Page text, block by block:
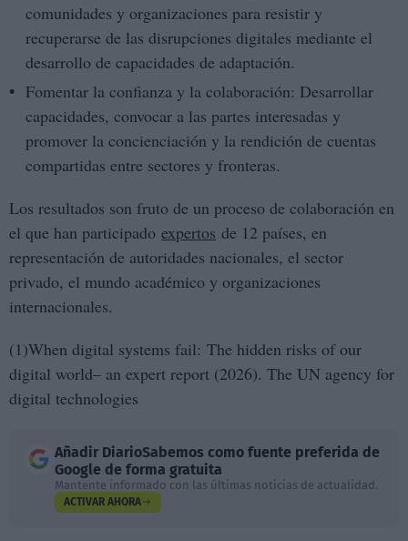
comunidades y organizaciones para resistir y
recuperarse de las disrupciones digitales mediante el
desarrollo de capacidades de adaptación.
Fomentar la confianza y la colaboración: Desarrollar
capacidades, convocar a las partes interesadas y
promover la concienciación y la rendición de cuentas
compartidas entre sectores y fronteras.
Los resultados son fruto de un proceso de colaboración en
el que han participado expertos de 12 países, en
representación de autoridades nacionales, el sector
privado, el mundo académico y organizaciones
internacionales.
(1)When digital systems fail: The hidden risks of our
digital world– an expert report (2026). The UN agency for
digital technologies
Añadir DiarioSabemos como fuente preferida de
Google de forma gratuita
Mantente informado con las últimas noticias de actualidad.
ACTIVAR AHORA